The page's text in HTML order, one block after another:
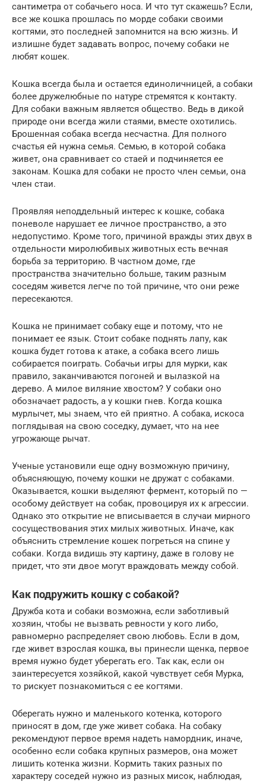
сантиметра от собачьего носа. И что тут скажешь? Если,
все же кошка прошлась по морде собаки своими
когтями, это последней запомнится на всю жизнь. И
излишне будет задавать вопрос, почему собаки не
любят кошек.
Кошка всегда была и остается единоличницей, а собаки
более дружелюбные по натуре стремятся к контакту.
Для собаки важным является общество. Ведь в дикой
природе они всегда жили стаями, вместе охотились.
Брошенная собака всегда несчастна. Для полного
счастья ей нужна семья. Семью, в которой собака
живет, она сравнивает со стаей и подчиняется ее
законам. Кошка для собаки не просто член семьи, она
член стаи.
Проявляя неподдельный интерес к кошке, собака
поневоле нарушает ее личное пространство, а это
недопустимо. Кроме того, причиной вражды этих двух в
отдельности миролюбивых животных есть вечная
борьба за территорию. В частном доме, где
пространства значительно больше, таким разным
соседям живется легче по той причине, что они реже
пересекаются.
Кошка не принимает собаку еще и потому, что не
понимает ее язык. Стоит собаке поднять лапу, как
кошка будет готова к атаке, а собака всего лишь
собирается поиграть. Собачьи игры для мурки, как
правило, заканчиваются погоней и вылазкой на
дерево. А милое виляние хвостом? У собаки оно
обозначает радость, а у кошки гнев. Когда кошка
мурлычет, мы знаем, что ей приятно. А собака, искоса
поглядывая на свою соседку, думает, что на нее
угрожающе рычат.
Ученые установили еще одну возможную причину,
объясняющую, почему кошки не дружат с собаками.
Оказывается, кошки выделяют фермент, который по —
особому действует на собак, провоцируя их к агрессии.
Однако это открытие не вписывается в случаи мирного
сосуществования этих милых животных. Иначе, как
объяснить стремление кошек погреться на спине у
собаки. Когда видишь эту картину, даже в голову не
придет, что эти двое могут враждовать между собой.
Как подружить кошку с собакой?
Дружба кота и собаки возможна, если заботливый
хозяин, чтобы не вызвать ревности у кого либо,
равномерно распределяет свою любовь. Если в дом,
где живет взрослая кошка, вы принесли щенка, первое
время нужно будет уберегать его. Так как, если он
заинтересуется хозяйкой, какой чувствует себя Мурка,
то рискует познакомиться с ее когтями.
Оберегать нужно и маленького котенка, которого
приносят в дом, где уже живет собака. На собаку
рекомендуют первое время надеть намордник, иначе,
особенно если собака крупных размеров, она может
лишить котенка жизни. Кормить таких разных по
характеру соседей нужно из разных мисок, наблюдая,